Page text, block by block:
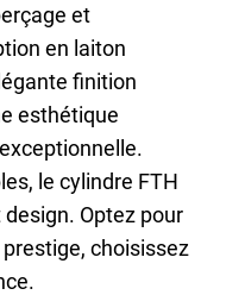
et
en laiton
finition
esthétique
le cylindre FTH
Optez pour
choisissez